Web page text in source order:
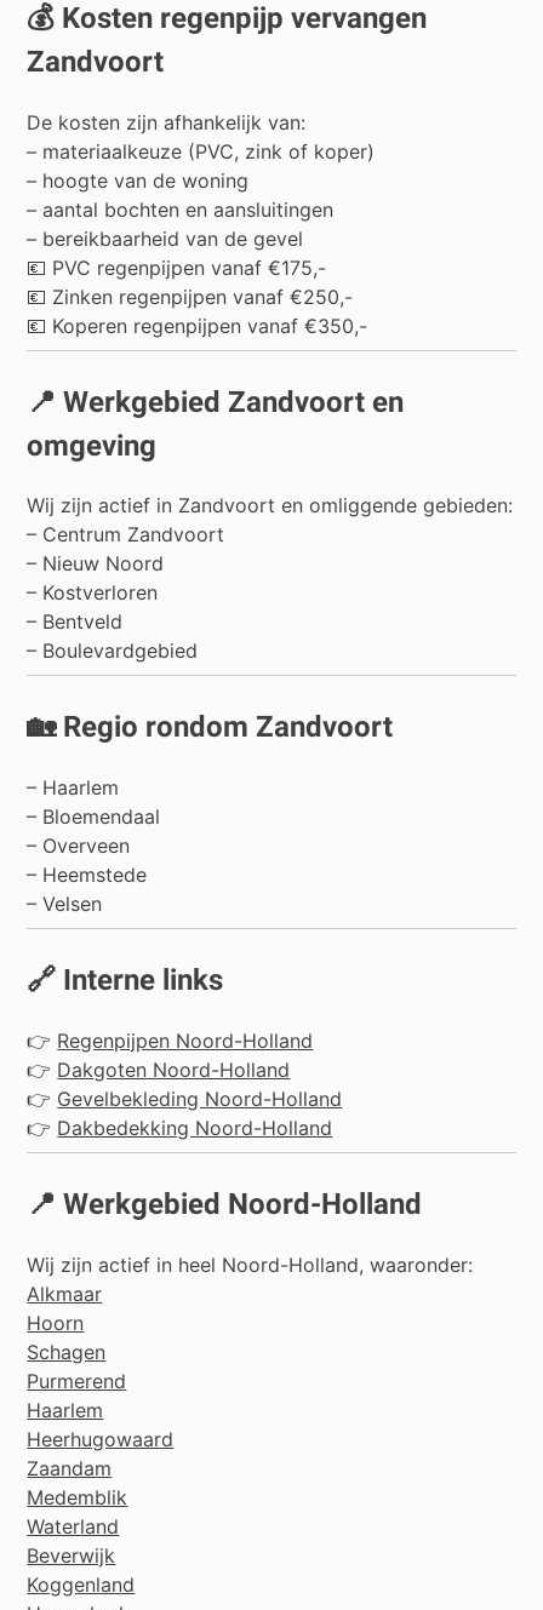
💰 Kosten regenpijp vervangen
Zandvoort
De kosten zijn afhankelijk van:
– materiaalkeuze (PVC, zink of koper)
– hoogte van de woning
– aantal bochten en aansluitingen
– bereikbaarheid van de gevel
💶 PVC regenpijpen vanaf €175,-
💶 Zinken regenpijpen vanaf €250,-
💶 Koperen regenpijpen vanaf €350,-
📍 Werkgebied Zandvoort en
omgeving
Wij zijn actief in Zandvoort en omliggende gebieden:
– Centrum Zandvoort
– Nieuw Noord
– Kostverloren
– Bentveld
– Boulevardgebied
🏡 Regio rondom Zandvoort
– Haarlem
– Bloemendaal
– Overveen
– Heemstede
–Velsen
🔗 Interne links
👉 Regenpijpen Noord-Holland
👉 Dakgoten Noord-Holland
👉 Gevelbekleding Noord-Holland
👉 Dakbedekking Noord-Holland
📍 Werkgebied Noord-Holland
Wij zijn actief in heel Noord-Holland, waaronder:
Alkmaar
Hoorn
Schagen
Purmerend
Haarlem
Heerhugowaard
Zaandam
Medemblik
Waterland
Beverwijk
Koggenland